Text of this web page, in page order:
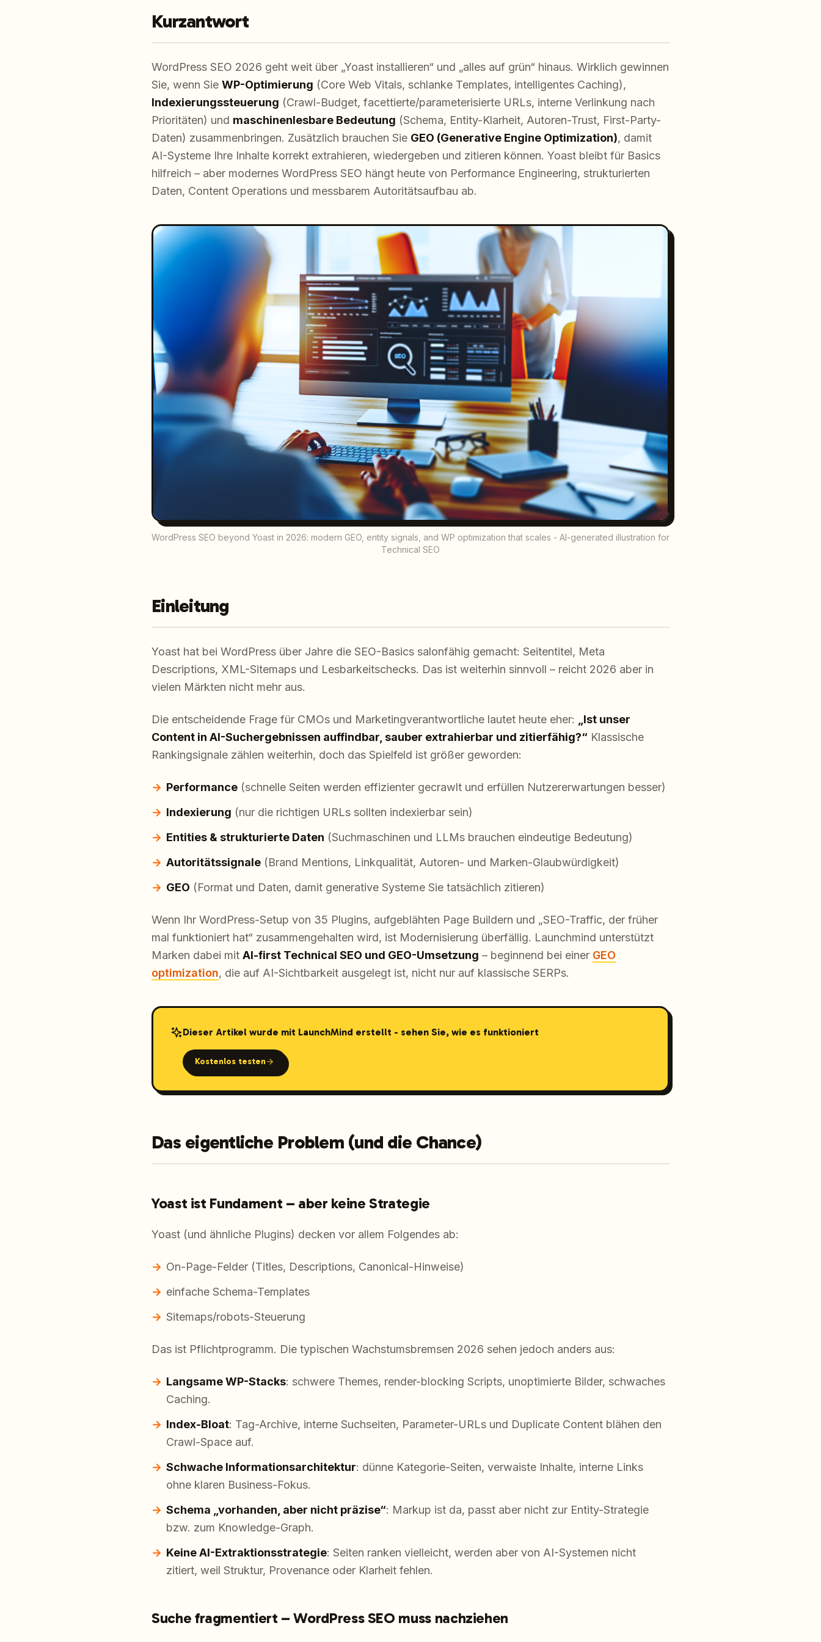
Kurzantwort
WordPress SEO 2026 geht weit über „Yoast installieren“ und „alles auf grün“ hinaus. Wirklich gewinnen
Sie, wenn Sie WP-Optimierung (Core Web Vitals, schlanke Templates, intelligentes Caching),
Indexierungssteuerung (Crawl-Budget, facettierte/parameterisierte URLs, interne Verlinkung nach
Prioritäten) und maschinenlesbare Bedeutung (Schema, Entity-Klarheit, Autoren-Trust, First-Party-
Daten) zusammenbringen. Zusätzlich brauchen Sie GEO (Generative Engine Optimization), damit
AI-Systeme Ihre Inhalte korrekt extrahieren, wiedergeben und zitieren können. Yoast bleibt für Basics
hilfreich – aber modernes WordPress SEO hängt heute von Performance Engineering, strukturierten
Daten, Content Operations und messbarem Autoritätsaufbau ab.
WordPress SEO beyond Yoast in 2026: modern GEO, entity signals, and WP optimization that scales - AI-generated illustration for
Technical SEO
Einleitung
Yoast hat bei WordPress über Jahre die SEO-Basics salonfähig gemacht: Seitentitel, Meta
Descriptions, XML-Sitemaps und Lesbarkeitschecks. Das ist weiterhin sinnvoll – reicht 2026 aber in
vielen Märkten nicht mehr aus.
Die entscheidende Frage für CMOs und Marketingverantwortliche lautet heute eher:
„Ist unser
Content in AI-Suchergebnissen auffindbar, sauber extrahierbar und zitierfähig?“ Klassische
Rankingsignale zählen weiterhin, doch das Spielfeld ist größer geworden:
Performance (schnelle Seiten werden effizienter gecrawlt und erfüllen Nutzererwartungen besser)
Indexierung (nur die richtigen URLs sollten indexierbar sein)
Entities & strukturierte Daten (Suchmaschinen und LLMs brauchen eindeutige Bedeutung)
Autoritätssignale (Brand Mentions, Linkqualität, Autoren- und Marken-Glaubwürdigkeit)
GEO (Format und Daten, damit generative Systeme Sie tatsächlich zitieren)
Wenn Ihr WordPress-Setup von 35 Plugins, aufgeblähten Page Buildern und „SEO-Traffic, der früher
mal funktioniert hat“ zusammengehalten wird, ist Modernisierung überfällig. Launchmind unterstützt
Marken dabei mit AI-first Technical SEO und GEO-Umsetzung – beginnend bei einer GEO
optimization, die auf AI-Sichtbarkeit ausgelegt ist, nicht nur auf klassische SERPs.
Dieser Artikel wurde mit LaunchMind erstellt - sehen Sie, wie es funktioniert
Kostenlos testen
Das eigentliche Problem (und die Chance)
Yoast ist Fundament – aber keine Strategie
Yoast (und ähnliche Plugins) decken vor allem Folgendes ab:
On-Page-Felder (Titles, Descriptions, Canonical-Hinweise)
einfache Schema-Templates
Sitemaps/robots-Steuerung
Das ist Pflichtprogramm. Die typischen Wachstumsbremsen 2026 sehen jedoch anders aus:
Langsame WP-Stacks: schwere Themes, render-blocking Scripts, unoptimierte Bilder, schwaches
Caching.
Index-Bloat: Tag-Archive, interne Suchseiten, Parameter-URLs und Duplicate Content blähen den
Crawl-Space auf.
Schwache Informationsarchitektur: dünne Kategorie-Seiten, verwaiste Inhalte, interne Links
ohne klaren Business-Fokus.
Schema „vorhanden, aber nicht präzise“: Markup ist da, passt aber nicht zur Entity-Strategie
bzw. zum Knowledge-Graph.
Keine AI-Extraktionsstrategie: Seiten ranken vielleicht, werden aber von AI-Systemen nicht
zitiert, weil Struktur, Provenance oder Klarheit fehlen.
Suche fragmentiert – WordPress SEO muss nachziehen